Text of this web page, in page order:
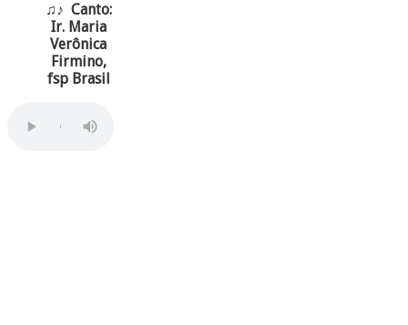
♫♪ Canto:
Ir. Maria
Verônica
Firmino,
fsp Brasil